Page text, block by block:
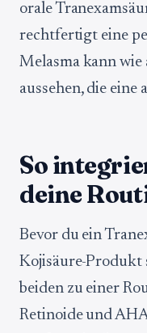
orale
rechtfertigt eine
Melasma kann
aussehen, die
So
deine
Bevor du ein
Kojisäure-Produkt
beiden zu einer
Retinoide und